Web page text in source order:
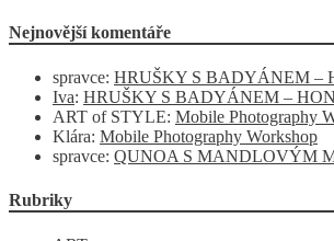
Nejnovější komentáře
spravce: HRUŠKY S BADYÁNEM –
Iva: HRUŠKY S BADYÁNEM –
ART of STYLE: Mobile Photography
Klára: Mobile Photography Workshop
spravce: QUNOA S MANDLOVÝM
Rubriky